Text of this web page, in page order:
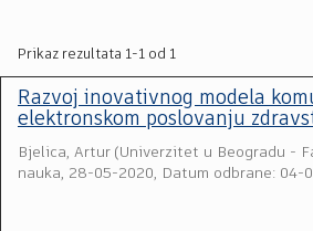
Prikaz rezultata 1-1 od 1
Razvoj inovativnog modela
elektronskom poslovanju
Bjelica, Artur (Univerzitet u Beogradu -
nauka, 28-05-2020, Datum odbrane: 04-